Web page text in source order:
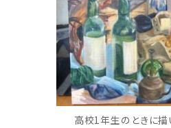
高校1年生のときに描